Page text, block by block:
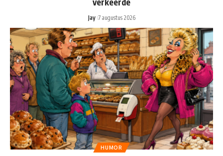
verkeerde
Jay 7 augustus 2026
HUMOR